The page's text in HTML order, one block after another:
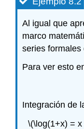
Al igual que
marco
series formales
Para ver esto
Integración de
\(\log(1+x) =